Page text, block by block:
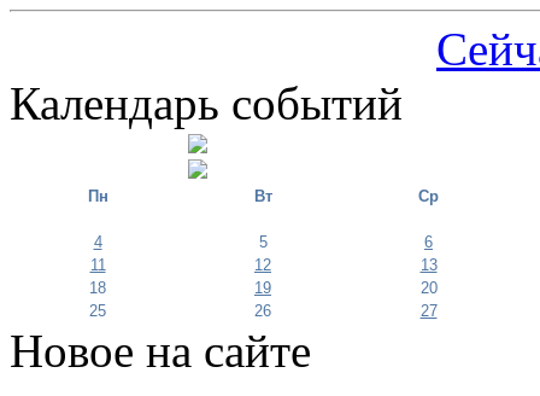
Календарь событий
Пн Вт Ср
4 5
6
11
12
13
18
19
20
25
26 27
Новое на сайте